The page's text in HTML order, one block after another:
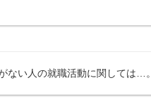
ない人の就職活動に関しては…。